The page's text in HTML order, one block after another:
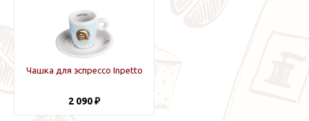
Чашка для эспрессо Inpetto
2 090 ₽